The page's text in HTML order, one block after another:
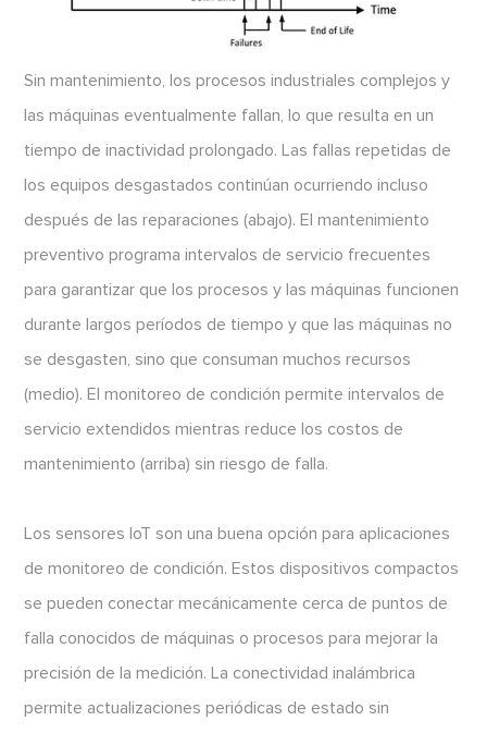
Sin mantenimiento, los procesos industriales complejos y
las máquinas eventualmente fallan, lo que resulta en un
tiempo de inactividad prolongado. Las fallas repetidas de
los equipos desgastados continúan ocurriendo incluso
después de las reparaciones (abajo). El mantenimiento
preventivo programa intervalos de servicio frecuentes
para garantizar que los procesos y las máquinas funcionen
durante largos períodos de tiempo y que las máquinas no
se desgasten, sino que consuman muchos recursos
(medio). El monitoreo de condición permite intervalos de
servicio extendidos mientras reduce los costos de
mantenimiento (arriba) sin riesgo de falla.
Los sensores IoT son una buena opción para aplicaciones
de monitoreo de condición. Estos dispositivos compactos
se pueden conectar mecánicamente cerca de puntos de
falla conocidos de máquinas o procesos para mejorar la
precisión de la medición. La conectividad inalámbrica
permite actualizaciones periódicas de estado sin